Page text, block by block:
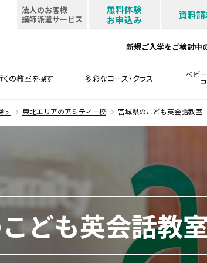
法人のお客様
講師派遣サービス
無料体験
お申込み
資料請
新規ご入学をご検討中
くの教室を探す 多彩なコース・クラス ベビ
す 東北エリアのアミティー校 宮城県のこども英会話教室
ども英会話教